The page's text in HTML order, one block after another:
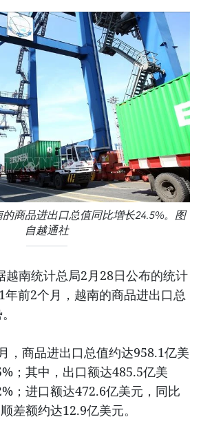
的商品进出口总值同比增长24.5%。图
自越通社
南统计总局2月28日公布的统计
年前2个月，越南的商品进出口总
，商品进出口总值约达958.1亿美
；其中，出口额达485.5亿美
；进口额达472.6亿美元，同比
差额约达12.9亿美元。